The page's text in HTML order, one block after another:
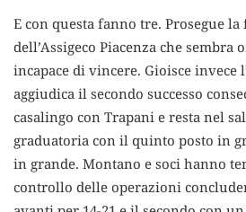
E con questa fanno tre. Prosegue la
dell’Assigeco Piacenza che sembra
incapace di vincere. Gioisce invece
aggiudica il secondo successo
casalingo con Trapani e resta nel
graduatoria con il quinto posto in
in grande. Montano e soci hanno
controllo delle operazioni